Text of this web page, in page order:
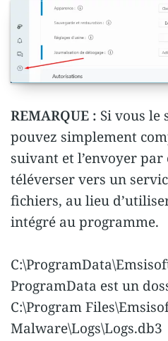
REMARQUE : Si vous le
pouvez simplement
suivant et l’envoyer
téléverser vers un
fichiers, au lieu
intégré au programme.
ProgramData est un
C:\Program
Malware\Logs\Logs.db3